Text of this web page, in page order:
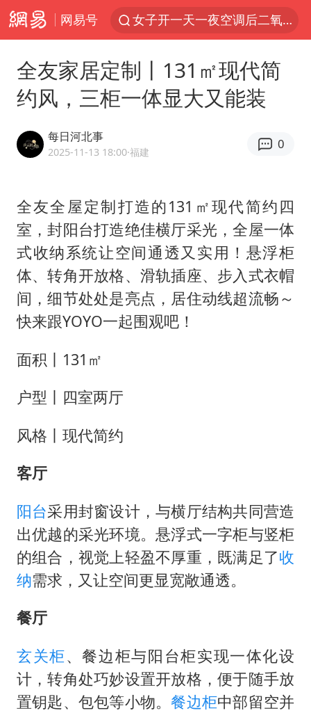
网易号
女子开一天一夜空调后二氧化碳中毒
女孩摆摊卖菌子时收到北大通知书
改名后的“青海拉面”店
粉笔教育发布“自曝式”公开信
广岛核爆81周年央视播《奥本海默》
四川宜宾市高县发生4.9级地震
全友家居定制丨131㎡现代简
约风，三柜一体显大又能装
每日河北事
2025-11-13 18:00·福建
0
全友全屋定制打造的131㎡现代简约四
室，封阳台打造绝佳横厅采光，全屋一体
式收纳系统让空间通透又实用！悬浮柜
体、转角开放格、滑轨插座、步入式衣帽
间，细节处处是亮点，居住动线超流畅～
快来跟YOYO一起围观吧！
面积丨131㎡
户型丨四室两厅
风格丨现代简约
客厅
阳台采用封窗设计，与横厅结构共同营造
出优越的采光环境。悬浮式一字柜与竖柜
的组合，视觉上轻盈不厚重，既满足了收
纳需求，又让空间更显宽敞通透。
餐厅
玄关柜、餐边柜与阳台柜实现一体化设
计，转角处巧妙设置开放格，便于随手放
置钥匙、包包等小物。餐边柜中部留空并